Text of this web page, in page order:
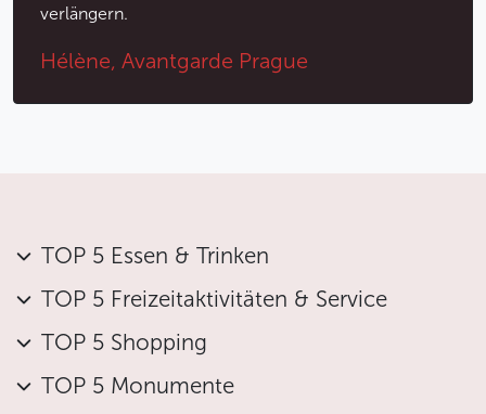
verlängern.
Hélène, Avantgarde Prague
TOP 5 Essen & Trinken
TOP 5 Freizeitaktivitäten & Service
TOP 5 Shopping
TOP 5 Monumente